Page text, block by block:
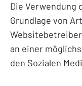
Die Verwendung
Grundlage von
an einer
den Sozialen